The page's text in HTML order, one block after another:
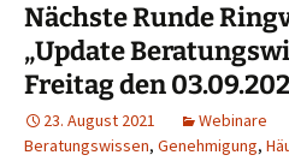
Nächste Runde
„Update
Freitag den
23. August 2021 Webinare
Beratungswissen, Genehmigung,